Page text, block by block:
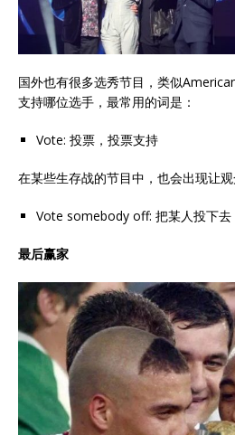
国外也有很多选秀节目，类似
支持哪位选手，最常用的词是：
Vote: 投票，投票支持
在某些生存战的节目中，也会出现让
Vote somebody off: 把某人投下去
最后赢家